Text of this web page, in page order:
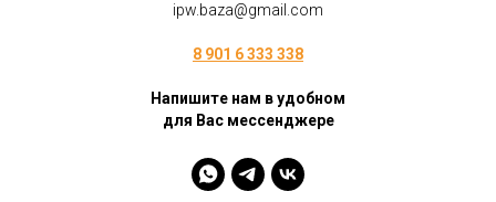
ipw.baza@gmail.com
8 901 6 333 338
Напишите нам в удобном
для Вас мессенджере